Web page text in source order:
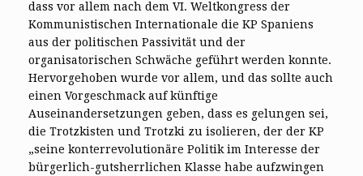
dass vor allem nach dem VI. Weltkongress der
Kommunistischen Internationale die KP Spaniens
aus der politischen Passivität und der
organisatorischen Schwäche geführt werden konnte.
Hervorgehoben wurde vor allem, und das sollte auch
einen Vorgeschmack auf künftige
Auseinandersetzungen geben, dass es gelungen sei,
die Trotzkisten und Trotzki zu isolieren, der der KP
„seine konterrevolutionäre Politik im Interesse der
bürgerlich-gutsherrlichen Klasse habe aufzwingen